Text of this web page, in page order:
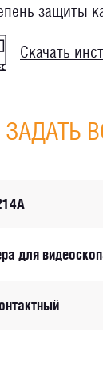
защиты
Скачать
ЗАДАТЬ
для